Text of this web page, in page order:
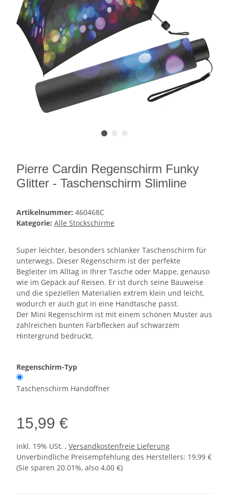
Pierre Cardin Regenschirm Funky
Glitter - Taschenschirm Slimline
Artikelnummer: 460468C
Kategorie: Alle Stockschirme
Super leichter, besonders schlanker Taschenschirm für
unterwegs. Dieser Regenschirm ist der perfekte
Begleiter im Alltag in Ihrer Tasche oder Mappe, genauso
wie im Gepäck auf Reisen. Er ist durch seine Bauweise
und die speziellen Materialien extrem klein und leicht,
wodurch er auch gut in eine Handtasche passt.
Der Mini Regenschirm ist mit einem schönen Muster aus
zahlreichen bunten Farbflecken auf schwarzem
Hintergrund bedruckt.
Regenschirm-Typ
Taschenschirm Handöffner
15,99 €
inkl. 19% USt. , Versandkostenfreie Lieferung
Unverbindliche Preisempfehlung des Herstellers: 19,99 €
(Sie sparen 20.01%, also 4,00 €)